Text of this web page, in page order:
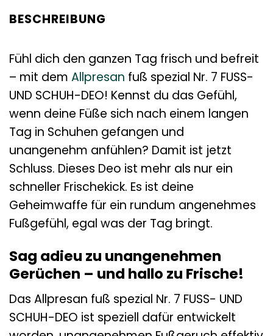
BESCHREIBUNG
Fühl dich den ganzen Tag frisch und befreit
– mit dem Allpresan fuß spezial Nr. 7 FUSS-
UND SCHUH-DEO! Kennst du das Gefühl,
wenn deine Füße sich nach einem langen
Tag in Schuhen gefangen und
unangenehm anfühlen? Damit ist jetzt
Schluss. Dieses Deo ist mehr als nur ein
schneller Frischekick. Es ist deine
Geheimwaffe für ein rundum angenehmes
Fußgefühl, egal was der Tag bringt.
Sag adieu zu unangenehmen
Gerüchen – und hallo zu Frische!
Das Allpresan fuß spezial Nr. 7 FUSS- UND
SCHUH-DEO ist speziell dafür entwickelt